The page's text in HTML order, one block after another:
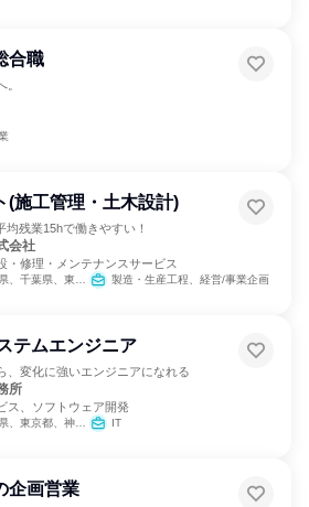
合職
(施工管理・土木設計)
残業15hで働きやすい！
会社
・修理・メンテナンスサービス
岐阜県、静岡県、愛知県、京都府、大阪府、兵庫県、和歌山県、福岡県 製造・生産工程、経営/事業企画
テムエンジニア
、変化に強いエンジニアになれる
所
ス、ソフトウェア開発
都、神奈川県、愛知県 IT
企画営業